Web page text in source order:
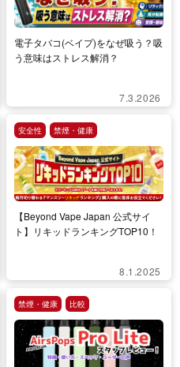
電子タバコ(ベイプ)をなぜ吸う？吸
う意味はストレス解消？
7.3.2026
安全性 禁煙・健康
【Beyond Vape Japan 公式サイ
ト】リキッドランキングTOP10！
8.1.2025
禁煙・健康 比較